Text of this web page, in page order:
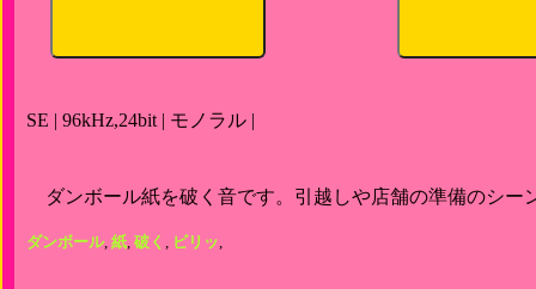
SE | 96kHz,24bit | モノラル |
ダンボール紙を破く音です。引越しや店舗の準備のシー
ダンボール, 紙, 破く , ビリッ,